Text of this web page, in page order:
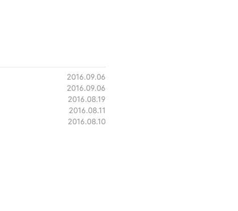
2016.09.06
2016.09.06
2016.08.19
2016.08.11
2016.08.10